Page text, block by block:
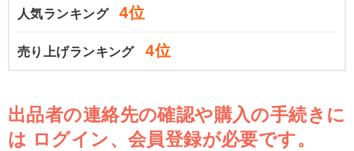
人気ランキング 4位
売り上げランキング 4位
出品者の連絡先の確認や購入の手続きに
は ログイン、会員登録が必要です。